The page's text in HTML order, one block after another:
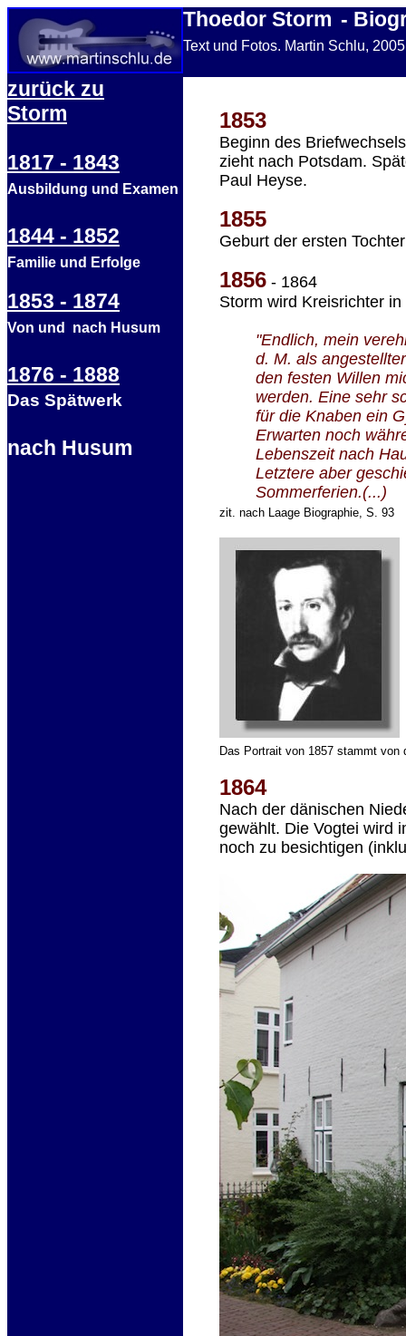
Thoedor Storm -
Text und Fotos. Martin Schlu,
zurück zu
Storm
1817 - 1843
Ausbildung und Examen
1844 - 1852
Familie und Erfolge
1853 - 1874
Von und nach Husum
1876 - 1888
Das Spätwerk
nach Husum
1853
Beginn des
zieht nach Potsdam.
Paul Heyse.
1855
Geburt der ersten
1856 - 1864
Storm wird Kreisrichter
"Endlich, mein
d. M. als
den festen Willen
werden. Eine sehr
für die Knaben ein
Erwarten noch
Lebenszeit nach
Letztere aber
Sommerferien.(...)
zit. nach Laage Biographie, S. 93
Das Portrait von 1857 stammt von
1864
Nach der dänischen
gewählt. Die Vogtei wird
noch zu besichtigen